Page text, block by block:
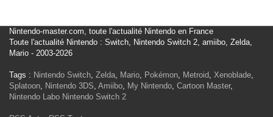
Nintendo-master.com, toute l'actualité Nintendo en France
Toute l'actualité Nintendo : Switch, Nintendo Switch 2, amiibo, Zelda,
Mario - 2003-2026
Tags : Nintendo Switch, Zelda, Mario, Pokémon, Metroid, Xenoblade,
Splatoon, Nintendo 3DS, Amiibo, My Nintendo, Cartoon Master,
Nintendo Labo Nintendo Switch 2